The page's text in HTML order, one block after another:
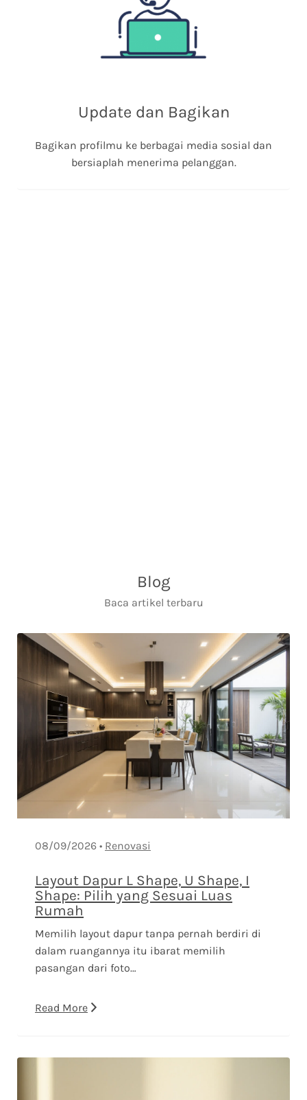
Update dan Bagikan
Bagikan profilmu ke berbagai media sosial dan
bersiaplah menerima pelanggan.
Blog
Baca artikel terbaru
08/09/2026 • Renovasi
Layout Dapur L Shape, U Shape, I
Shape: Pilih yang Sesuai Luas
Rumah
Memilih layout dapur tanpa pernah berdiri di
dalam ruangannya itu ibarat memilih
pasangan dari foto…
Read More